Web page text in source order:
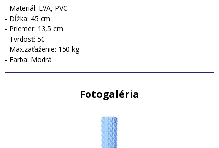
- Materiál: EVA, PVC
- Dĺžka: 45 cm
- Priemer: 13,5 cm
- Tvrdosť: 50
- Max.zaťaženie: 150 kg
- Farba: Modrá
Fotogaléria